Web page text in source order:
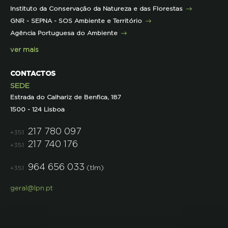
Parcerias
Projetos
Semana do Jornalismo de Ambiente 2023
Instituto da Conservação da Natureza e das Florestas
GNR - SEPNA - SOS Ambiente e Território
Agência Portuguesa do Ambiente
ver mais
CONTACTOS
SEDE
Estrada do Calhariz de Benfica, 187
1500 - 124 Lisboa
+351 217 780 097
+351 217 740 176
+351 964 656 033 (tlm)
geral@lpn.pt